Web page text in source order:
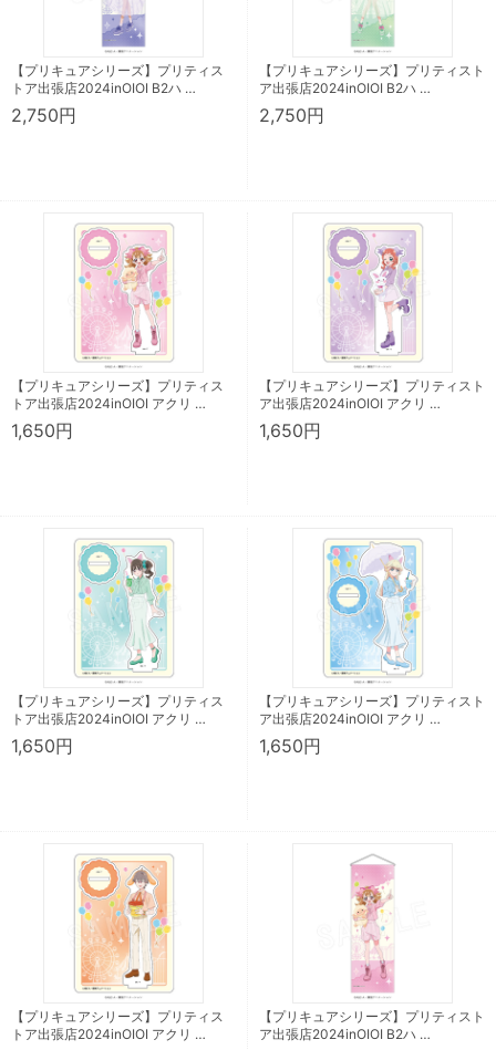
【プリキュアシリーズ】プリティス
トア出張店2024inOIOI B2ハ …
2,750円
【プリキュアシリーズ】プリティスト
ア出張店2024inOIOI B2ハ …
2,750円
【プリキュアシリーズ】プリティス
トア出張店2024inOIOI アクリ …
1,650円
【プリキュアシリーズ】プリティスト
ア出張店2024inOIOI アクリ …
1,650円
【プリキュアシリーズ】プリティス
トア出張店2024inOIOI アクリ …
1,650円
【プリキュアシリーズ】プリティスト
ア出張店2024inOIOI アクリ …
1,650円
【プリキュアシリーズ】プリティス
トア出張店2024inOIOI アクリ …
【プリキュアシリーズ】プリティスト
ア出張店2024inOIOI B2ハ …